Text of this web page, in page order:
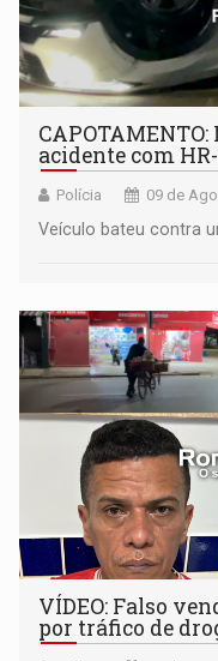
acidente com
Polícia 09 de
Veículo bateu contra
VÍDEO: Falso
por tráfico de